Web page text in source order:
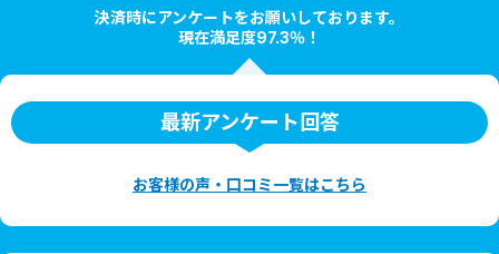
決済時にアンケートをお願いしております。
現在満足度97.3％！
最新アンケート回答
お客様の声・口コミ一覧はこちら